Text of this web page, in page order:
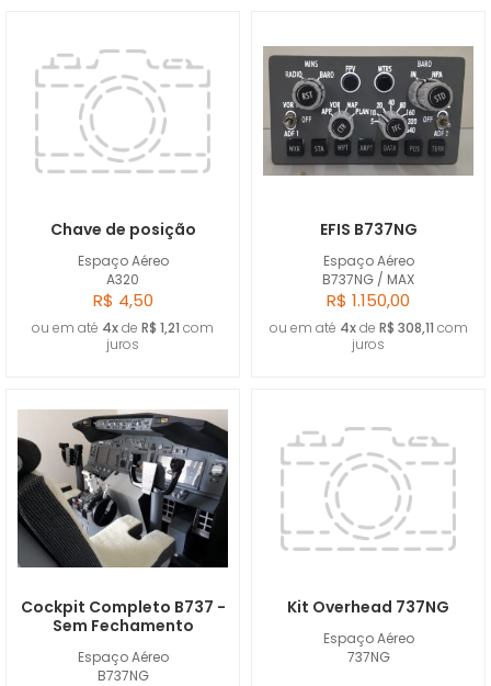
Espaço Aéreo
A320
Chave de posição
R$ 4,50
ou em até 4xde R$ 1,21 com
juros
Espaço Aéreo
B737NG / MAX
EFIS B737NG
R$ 1.150,00
ou em até 4xde R$ 308,11 com
juros
Espaço Aéreo
B737NG
Cockpit Completo B737 -
Sem Fechamento
Espaço Aéreo
737NG
Kit Overhead 737NG